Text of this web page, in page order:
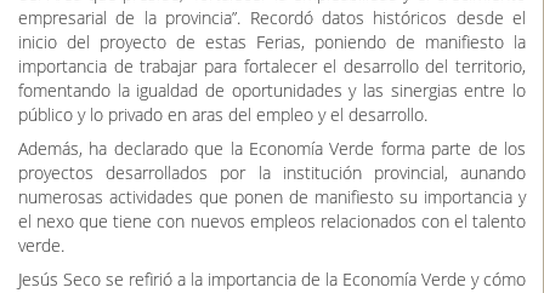
Además, ha declarado que la Economía Verde forma parte de los
proyectos desarrollados por la institución provincial, aunando
numerosas actividades que ponen de manifiesto su importancia y
el nexo que tiene con nuevos empleos relacionados con el talento
verde.
Jesús Seco se refirió a la importancia de la Economía Verde y cómo
el 34% de los empleados y numerosos autónomos de la región
están relacionados con la misma. Indicó, además, que “debemos
hacer un esfuerzo por seguir trabajando en este sentido, ya que la
Economía Verde y Circular no es una entelequia en la región y se
viene desarrollando históricamente en numerosas actividades”.